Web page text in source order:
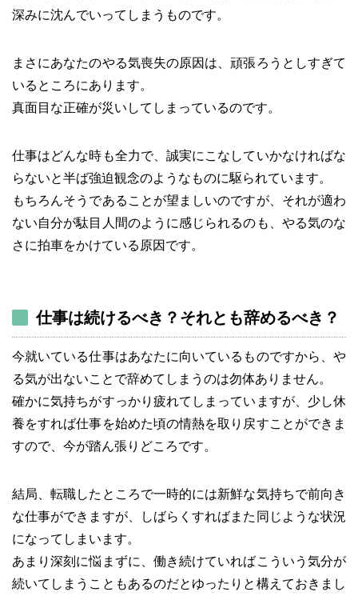
深みに沈んでいってしまうものです。
まさにあなたのやる気喪失の原因は、頑張ろうとしすぎて
いるところにあります。
真面目な正確が災いしてしまっているのです。
仕事はどんな時も全力で、誠実にこなしていかなければな
らないと半ば強迫観念のようなものに駆られています。
もちろんそうであることが望ましいのですが、それが適わ
ない自分が駄目人間のように感じられるのも、やる気のな
さに拍車をかけている原因です。
仕事は続けるべき？それとも辞めるべき？
今就いている仕事はあなたに向いているものですから、や
る気が出ないことで辞めてしまうのは勿体ありません。
確かに気持ちがすっかり疲れてしまっていますが、少し休
養をすれば仕事を始めた頃の情熱を取り戻すことができま
すので、今が踏ん張りどころです。
結局、転職したところで一時的には新鮮な気持ちで前向き
な仕事ができますが、しばらくすればまた同じような状況
になってしまいます。
あまり深刻に悩まずに、働き続けていればこういう気分が
続いてしまうこともあるのだとゆったりと構えておきまし